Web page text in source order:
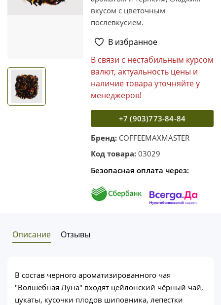
вкусом с цветочным
послевкусием.
В избранное
В связи с нестабильным курсом
валют, актуальность цены и
наличие товара уточняйте у
менеджеров!
+7 (903)773-84-84
Бренд: COFFEEMAXMASTER
Код товара: 03029
Безопасная оплата через:
Описание Отзывы
В состав черного ароматизированного чая
"Волшебная Луна" входят цейлонский чёрный чай,
цукаты, кусочки плодов шиповника, лепестки